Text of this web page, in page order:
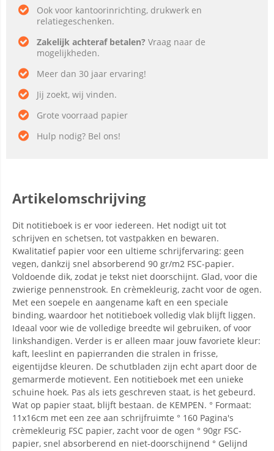
Ook voor kantoorinrichting, drukwerk en
relatiegeschenken.
Zakelijk achteraf betalen? Vraag naar de
mogelijkheden.
Meer dan 30 jaar ervaring!
Jij zoekt, wij vinden.
Grote voorraad papier
Hulp nodig? Bel ons!
Artikelomschrijving
Dit notitieboek is er voor iedereen. Het nodigt uit tot
schrijven en schetsen, tot vastpakken en bewaren.
Kwalitatief papier voor een ultieme schrijfervaring: geen
vegen, dankzij snel absorberend 90 gr/m2 FSC-papier.
Voldoende dik, zodat je tekst niet doorschijnt. Glad, voor die
zwierige pennenstrook. En crèmekleurig, zacht voor de ogen.
Met een soepele en aangename kaft en een speciale
binding, waardoor het notitieboek volledig vlak blijft liggen.
Ideaal voor wie de volledige breedte wil gebruiken, of voor
linkshandigen. Verder is er alleen maar jouw favoriete kleur:
kaft, leeslint en papierranden die stralen in frisse,
eigentijdse kleuren. De schutbladen zijn echt apart door de
gemarmerde motievent. Een notitieboek met een unieke
schuine hoek. Pas als iets geschreven staat, is het gebeurd.
Wat op papier staat, blijft bestaan. de KEMPEN. ° Formaat:
11x16cm met een zee aan schrijfruimte ° 160 Pagina's
crèmekleurig FSC papier, zacht voor de ogen ° 90gr FSC-
papier, snel absorberend en niet-doorschijnend ° Gelijnd